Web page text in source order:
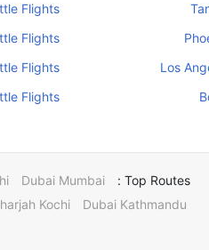
Flights
Flights
Los
Flights
Flights
Top Routes :
Dubai Mumbai
Dubai Kathmandu
Kochi